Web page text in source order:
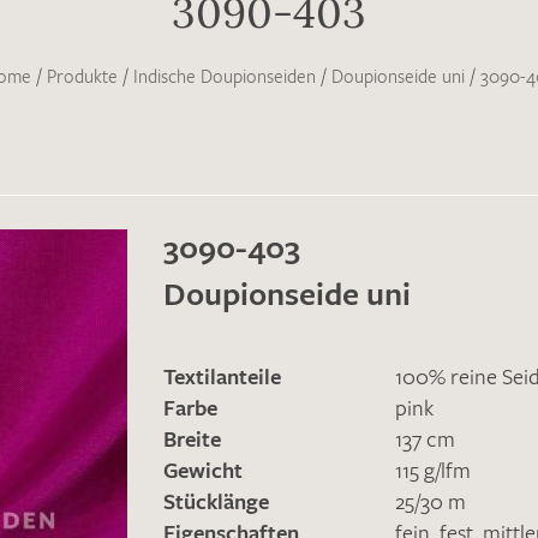
3090-403
/ Produkte / Indische Doupionseiden / Doupionseide uni / 3090-
3090-403
Doupionseide uni
Textilanteile
100% reine
Farbe
pink
Breite
137 cm
Gewicht
115 g/lfm
Stücklänge
25/30 m
Eigenschaften
fein fest